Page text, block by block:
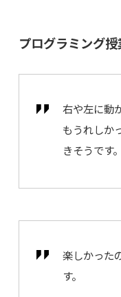
プログラミング
右や左に動
もうれしか
きそうです。
楽しかった
す。